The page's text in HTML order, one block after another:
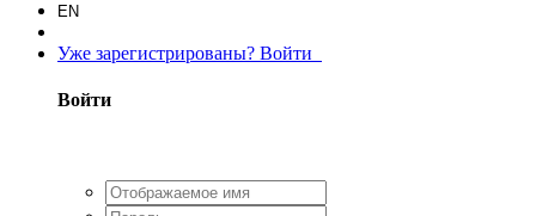
EN
Уже зарегистрированы? Войти
Войти